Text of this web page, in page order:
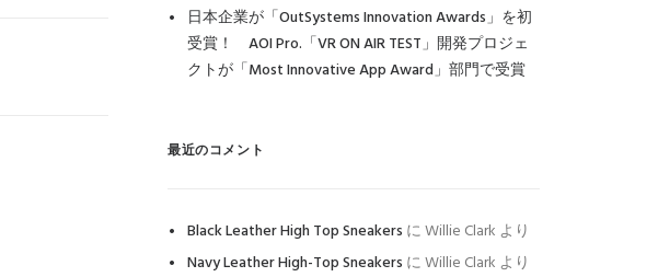
日本企業が「OutSystems Innovation Awards」を初
受賞！ AOI Pro.「VR ON AIR TEST」開発プロジェ
クトが「Most Innovative App Award」部門で受賞
最近のコメント
Black Leather High Top Sneakers にWillie Clark より
Navy Leather High-Top Sneakers にWillie Clark より